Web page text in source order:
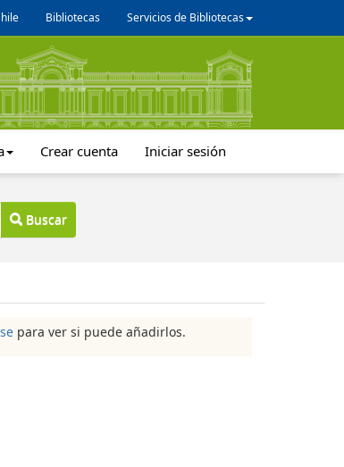
Bibliotecas Servicios de Bibliotecas
Crear cuenta Iniciar sesión
Buscar
para ver si puede añadirlos.